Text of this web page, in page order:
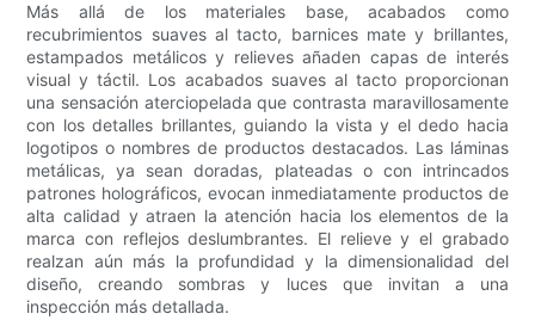
Más allá de los materiales base, acabados como
recubrimientos suaves al tacto, barnices mate y brillantes,
estampados metálicos y relieves añaden capas de interés
visual y táctil. Los acabados suaves al tacto proporcionan
una sensación aterciopelada que contrasta maravillosamente
con los detalles brillantes, guiando la vista y el dedo hacia
logotipos o nombres de productos destacados. Las láminas
metálicas, ya sean doradas, plateadas o con intrincados
patrones holográficos, evocan inmediatamente productos de
alta calidad y atraen la atención hacia los elementos de la
marca con reflejos deslumbrantes. El relieve y el grabado
realzan aún más la profundidad y la dimensionalidad del
diseño, creando sombras y luces que invitan a una
inspección más detallada.